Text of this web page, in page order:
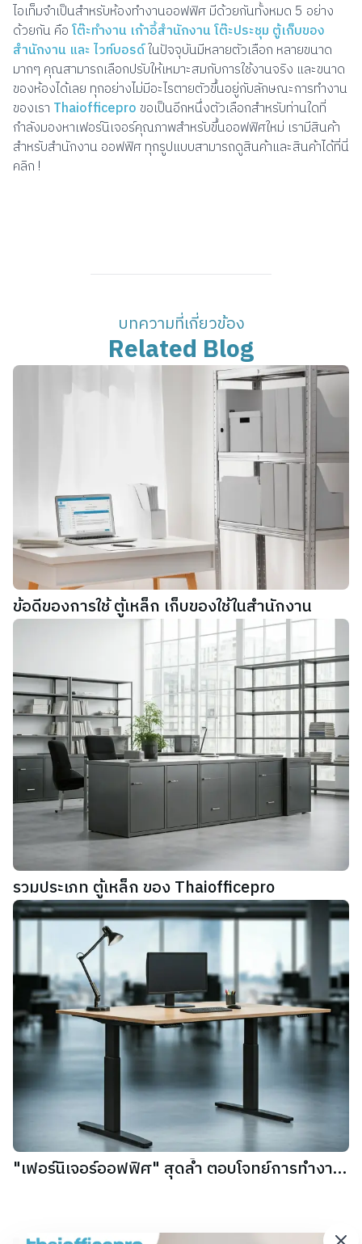
ไอเท็มจำเป็นสำหรับห้องทำงานออฟฟิศ มีด้วยกันทั้งหมด 5 อย่าง
ด้วยกัน คือโต๊ะทำงาน เก้าอี้สำนักงาน โต๊ะประชุม ตู้เก็บของ
สำนักงาน และ ไวท์บอรด์ในปัจจุบันมีหลายตัวเลือก หลายขนาด
มากๆ คุณสามารถเลือกปรับให้เหมาะสมกับการใช้งานจริง และขนาด
ของห้องได้เลย ทุกอย่างไม่มีอะไรตายตัวขึ้นอยู่กับลักษณะการทำงาน
ของเรา Thaiofficepro ขอเป็นอีกหนึ่งตัวเลือกสำหรับท่านใดที่
กำลังมองหาเฟอร์นิเจอร์คุณภาพสำหรับขึ้นออฟฟิศใหม่ เรามีสินค้า
สำหรับสำนักงาน ออฟฟิศ ทุกรูปแบบสามารถดูสินค้าและสินค้าได้ที่นี่
คลิก !
บทความที่เกี่ยวข้อง
Related Blog
ข้อดีของการใช้ ตู้เหล็ก เก็บของใช้ในสำนักงาน
รวมประเภท ตู้เหล็ก ของ Thaiofficepro
"เฟอร์นิเจอร์ออฟฟิศ" สุดล้ำ ตอบโจทย์การทำงาน